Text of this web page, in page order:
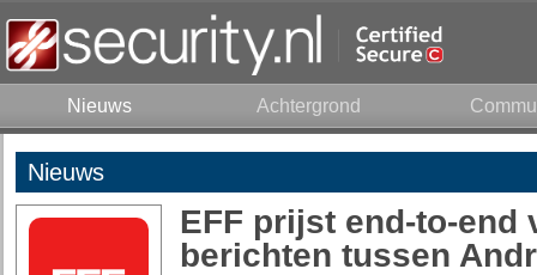
Nieuws Achtergrond
Nieuws
EFF prijst end-to-end
berichten tussen